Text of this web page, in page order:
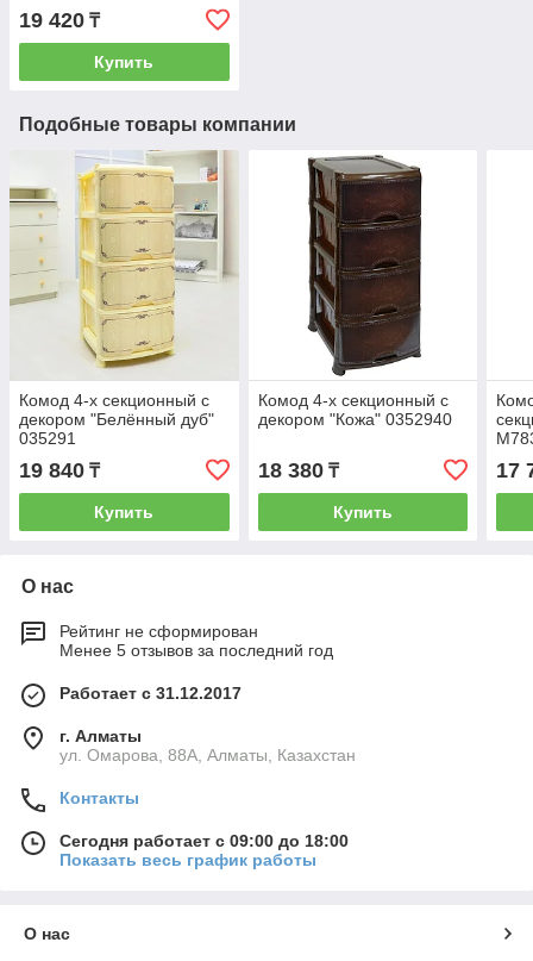
19 420 ₸
Купить
Подобные товары компании
Комод 4-х секционный с
декором "Белённый дуб"
035291
19 840 ₸
Купить
Комод 4-х секционный с
декором "Кожа" 0352940
18 380₸
Купить
17
О нас
Рейтинг не сформирован
Менее 5 отзывов за последний год
Работает с 31.12.2017
г. Алматы
ул. Омарова, 88А, Алматы, Казахстан
Контакты
Сегодня работает с 09:00 до 18:00
Показать весь график работы
О нас